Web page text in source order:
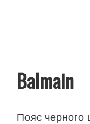
Balmain
Пояс черного